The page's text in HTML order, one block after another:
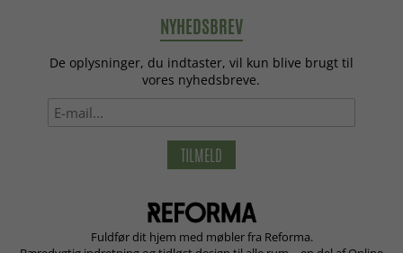
NYHEDSBREV
De oplysninger, du indtaster, vil kun blive brugt til
vores nyhedsbreve.
TILMELD
Fuldfør dit hjem med møbler fra Reforma.